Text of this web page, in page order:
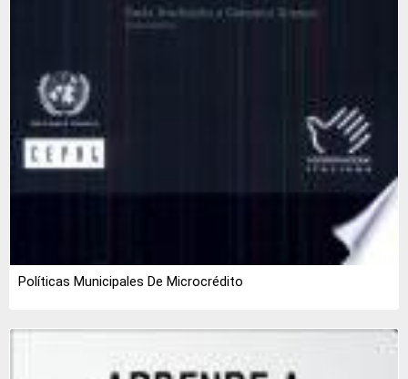
Políticas Municipales De Microcrédito